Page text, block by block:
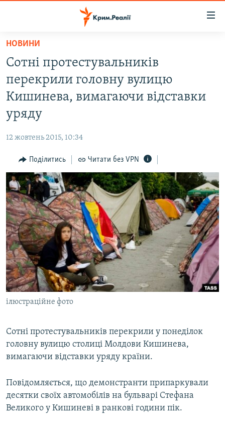
Перейти
основного
матеріалу
Перейти
до
основної
Перейти
пошуку
ВОДА.КРИМ
ВІДЕО ТА ФОТО
ІНТЕРВ'Ю
ВСЕ ЗА ДЕНЬ
СПЕЦПРОЕКТИ
ДЕПОРТАЦІЯ
ВІДЕОУРОКИ «ELIFBE»
СВІДЧЕННЯ ОКУПАЦІЇ
УКРАЇНСЬКА ПРОБЛЕМА КРИМУ
ІНФОГРАФІКА
ЯК ОБІЙТИ БЛОКУВАННЯ
Русский
Qırımtatar
ДОЛУЧАЙСЯ!
Усі сайти RFE/RL
НОВИНИ
Сотні протестувальників
перекрили головну вулицю
Кишинева, вимагаючи відставки
уряду
12 жовтень 2015, 10:34
Поділитись Читати без VPN
ілюстраційне фото
Сотні протестувальників перекрили у понеділок
головну вулицю столиці Молдови Кишинева,
вимагаючи відставки уряду країни.
Повідомляється, що демонстранти припаркували
десятки своїх автомобілів на бульварі Стефана
Великого у Кишиневі в ранкові години пік.